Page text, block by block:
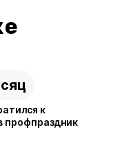
к
профпраздник